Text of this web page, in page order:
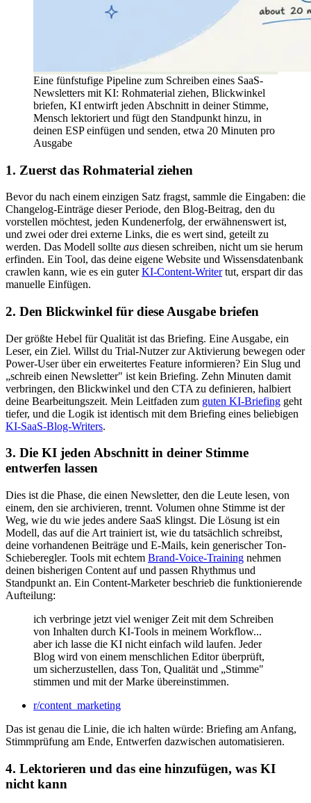
Eine fünfstufige Pipeline zum Schreiben eines SaaS-
Newsletters mit KI: Rohmaterial ziehen, Blickwinkel
briefen, KI entwirft jeden Abschnitt in deiner Stimme,
Mensch lektoriert und fügt den Standpunkt hinzu, in
deinen ESP einfügen und senden, etwa 20 Minuten pro
Ausgabe
1. Zuerst das Rohmaterial ziehen
Bevor du nach einem einzigen Satz fragst, sammle die Eingaben: die
Changelog-Einträge dieser Periode, den Blog-Beitrag, den du
vorstellen möchtest, jeden Kundenerfolg, der erwähnenswert ist,
und zwei oder drei externe Links, die es wert sind, geteilt zu
werden. Das Modell sollte aus diesen schreiben, nicht um sie herum
erfinden. Ein Tool, das deine eigene Website und Wissensdatenbank
crawlen kann, wie es ein guterKI-Content-Writertut, erspart dir das
manuelle Einfügen.
2. Den Blickwinkel für diese Ausgabe briefen
Der größte Hebel für Qualität ist das Briefing. Eine Ausgabe, ein
Leser, ein Ziel. Willst du Trial-Nutzer zur Aktivierung bewegen oder
Power-User über ein erweitertes Feature informieren? Ein Slug und
„schreib einen Newsletter" ist kein Briefing. Zehn Minuten damit
verbringen, den Blickwinkel und den CTA zu definieren, halbiert
deine Bearbeitungszeit. Mein Leitfaden zum guten KI-Briefing geht
tiefer, und die Logik ist identisch mit dem Briefing eines beliebigen
KI-SaaS-Blog-Writers.
3. Die KI jeden Abschnitt in deiner Stimme
entwerfen lassen
Dies ist die Phase, die einen Newsletter, den die Leute lesen, von
einem, den sie archivieren, trennt. Volumen ohne Stimme ist der
Weg, wie du wie jedes andere SaaS klingst. Die Lösung ist ein
Modell, das auf die Art trainiert ist, wie du tatsächlich schreibst,
deine vorhandenen Beiträge und E-Mails, kein generischer Ton-
Schieberegler. Tools mit echtem Brand-Voice-Training nehmen
deinen bisherigen Content auf und passen Rhythmus und
Standpunkt an. Ein Content-Marketer beschrieb die funktionierende
Aufteilung:
ich verbringe jetzt viel weniger Zeit mit dem Schreiben
von Inhalten durch KI-Tools in meinem Workflow...
aber ich lasse die KI nicht einfach wild laufen. Jeder
Blog wird von einem menschlichen Editor überprüft,
um sicherzustellen, dass Ton, Qualität und „Stimme"
stimmen und mit der Marke übereinstimmen.
r/content_marketing
Das ist genau die Linie, die ich halten würde: Briefing am Anfang,
Stimmprüfung am Ende, Entwerfen dazwischen automatisieren.
4. Lektorieren und das eine hinzufügen, was KI
nicht kann